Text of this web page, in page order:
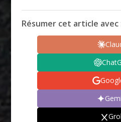
Résumer cet article avec